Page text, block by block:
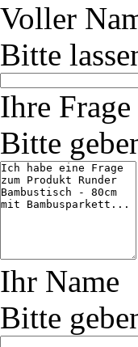
Voller
Bitte
Ihre Frage
Bitte
Ihr Name
Bitte